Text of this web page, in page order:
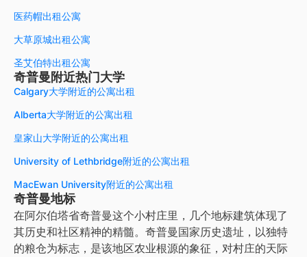
医药帽出租公寓
大草原城出租公寓
圣艾伯特出租公寓
奇普曼附近热门大学
Calgary大学附近的公寓出租
Alberta大学附近的公寓出租
皇家山大学附近的公寓出租
University of Lethbridge附近的公寓出租
MacEwan University附近的公寓出租
奇普曼地标
在阿尔伯塔省奇普曼这个小村庄里，几个地标建筑体现了
其历史和社区精神的精髓。奇普曼国家历史遗址，以独特
的粮仓为标志，是该地区农业根源的象征，对村庄的天际